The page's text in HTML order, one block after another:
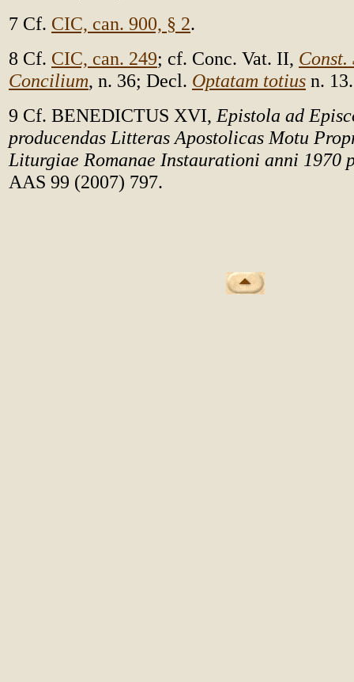
7 Cf. CIC, can. 900, § 2.
8 Cf. CIC, can. 249; cf. Conc. Vat. II, Const.
Concilium, n. 36; Decl. Optatam totius n. 13.
9 Cf. BENEDICTUS XVI, Epistola ad
producendas Litteras Apostolicas Motu
Liturgiae Romanae Instaurationi anni 1970
AAS 99 (2007) 797.